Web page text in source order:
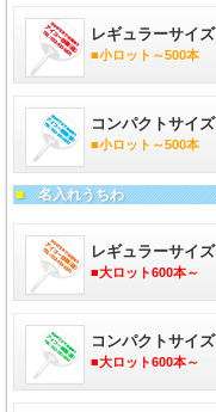
レギュラーサイズ
■小ロット～500本
コンパクトサイズ
■小ロット～500本
■名入れうちわ
レギュラーサイズ
■大ロット600本～
コンパクトサイズ
■大ロット600本～